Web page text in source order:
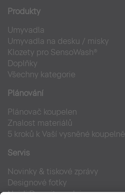
Produkty
Umyvadla
Umyvadla na desku / misky
Klozety pro SensoWash®
Doplňky
Všechny kategorie
Plánování
Plánovač koupelen
Znalost materiálů
5 kroků k Vaší vysněné koupelně
Servis
Novinky & tiskové zprávy
Designové fotky